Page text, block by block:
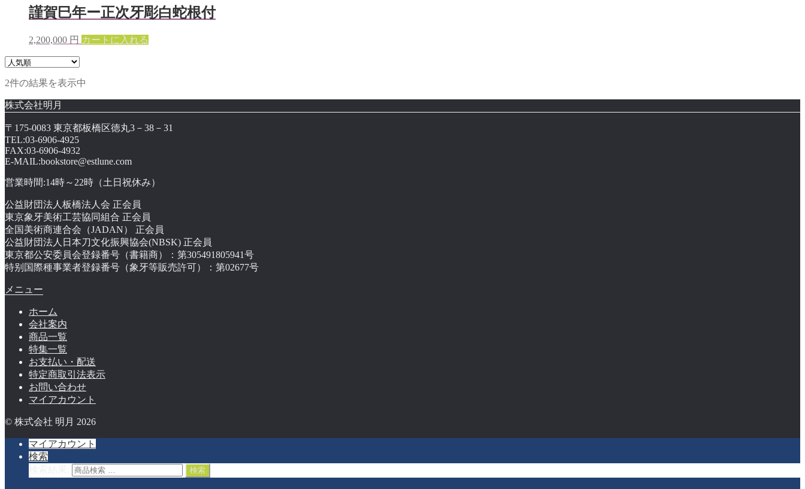
謹賀巳年ー正次牙彫白蛇根付
2,200,000 円 カートに入れる
2件の結果を表示中
株式会社明月
〒175-0083 東京都板橋区徳丸3－38－31
TEL:03-6906-4925
FAX:03-6906-4932
E-MAIL:bookstore@estlune.com
営業時間:14時～22時（土日祝休み）
公益財団法人板橋法人会 正会員
東京象牙美術工芸協同組合 正会員
全国美術商連合会（JADAN） 正会員
公益財団法人日本刀文化振興協会(NBSK) 正会員
東京都公安委員会登録番号（書籍商）：第305491805941号
特别国際種事業者登録番号（象牙等販売許可）：第02677号
メニュー
ホーム
会社案内
商品一覧
特集一覧
お支払い・配送
特定商取引法表示
お問い合わせ
マイアカウント
© 株式会社 明月 2026
マイアカウント
検索
検索